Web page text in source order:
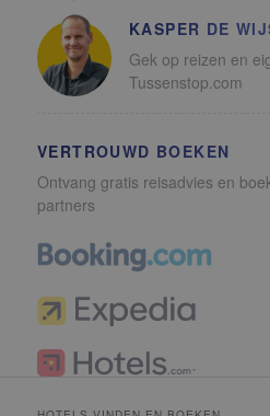
KASPER DE
Gek op reizen en
Tussenstop.com
VERTROUWD BOEKEN
Ontvang gratis reisadvies en
partners